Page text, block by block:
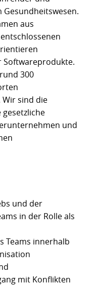
aus
Softwareprodukte.
300
Wir sind die
und
und der
in der Rolle als
Teams innerhalb
mit Konflikten